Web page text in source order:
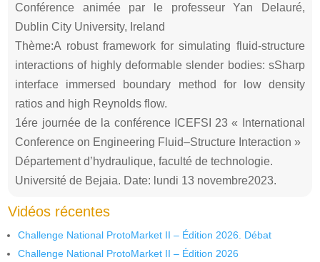
Conférence animée par le professeur Yan Delauré,
Dublin City University, Ireland
Thème:A robust framework for simulating fluid-structure
interactions of highly deformable slender bodies: sSharp
interface immersed boundary method for low density
ratios and high Reynolds flow.
1ére journée de la conférence ICEFSI 23 « International
Conference on Engineering Fluid–Structure Interaction »
Département d’hydraulique, faculté de technologie.
Université de Bejaia. Date: lundi 13 novembre2023.
Vidéos récentes
Challenge National ProtoMarket II – Édition 2026. Débat
Challenge National ProtoMarket II – Édition 2026